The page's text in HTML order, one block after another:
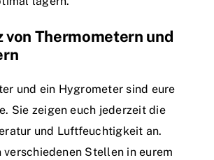
von Thermometern und
und ein Hygrometer sind eure
Sie zeigen euch jederzeit die
und Luftfeuchtigkeit an.
verschiedenen Stellen in eurem